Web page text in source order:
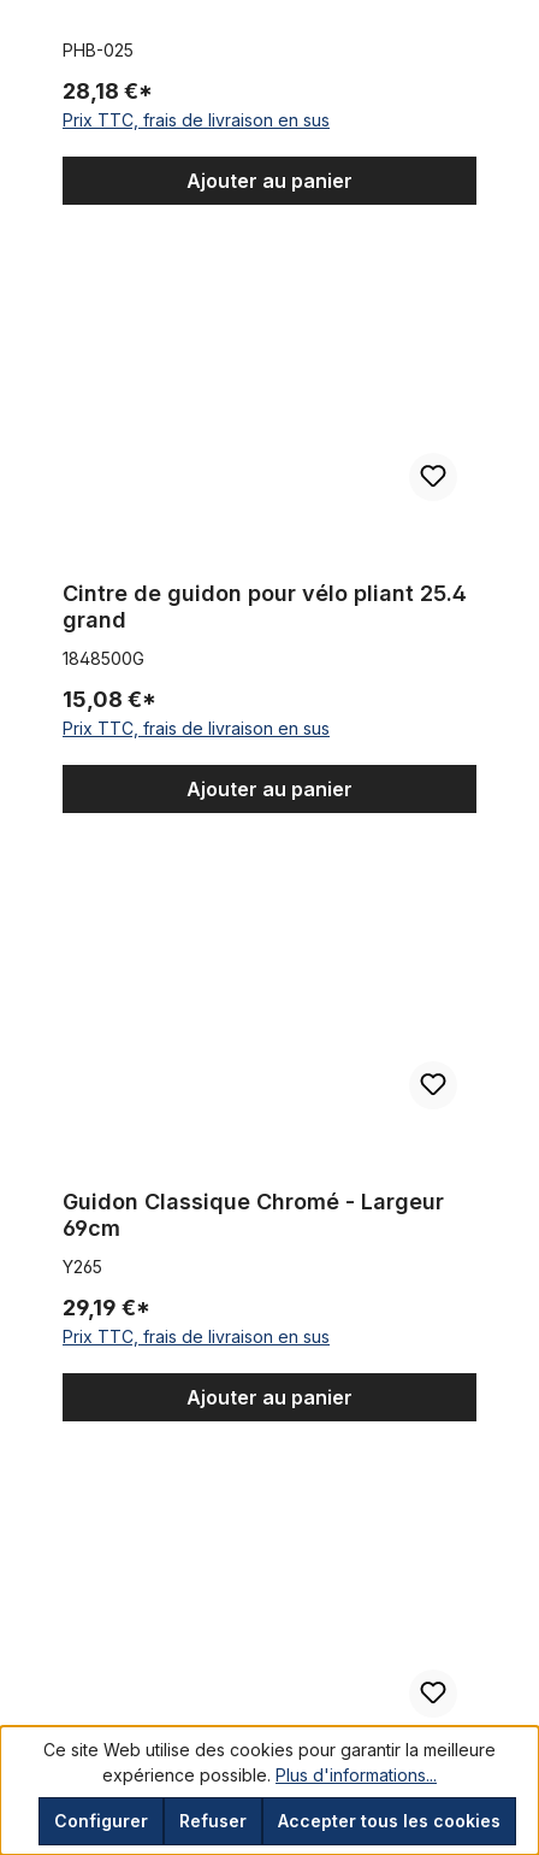
PHB-025
28,18 €*
Prix TTC, frais de livraison en sus
Ajouter au panier
Cintre de guidon pour vélo pliant 25.4
grand
1848500G
15,08 €*
Prix TTC, frais de livraison en sus
Ajouter au panier
Guidon Classique Chromé - Largeur
69cm
Y265
29,19 €*
Prix TTC, frais de livraison en sus
Ajouter au panier
Embouts pour protection guidons en
aluminium poli
Ce site Web utilise des cookies pour garantir la meilleure
expérience possible. Plus d'informations...
Refuser
Configurer Accepter tous les cookies